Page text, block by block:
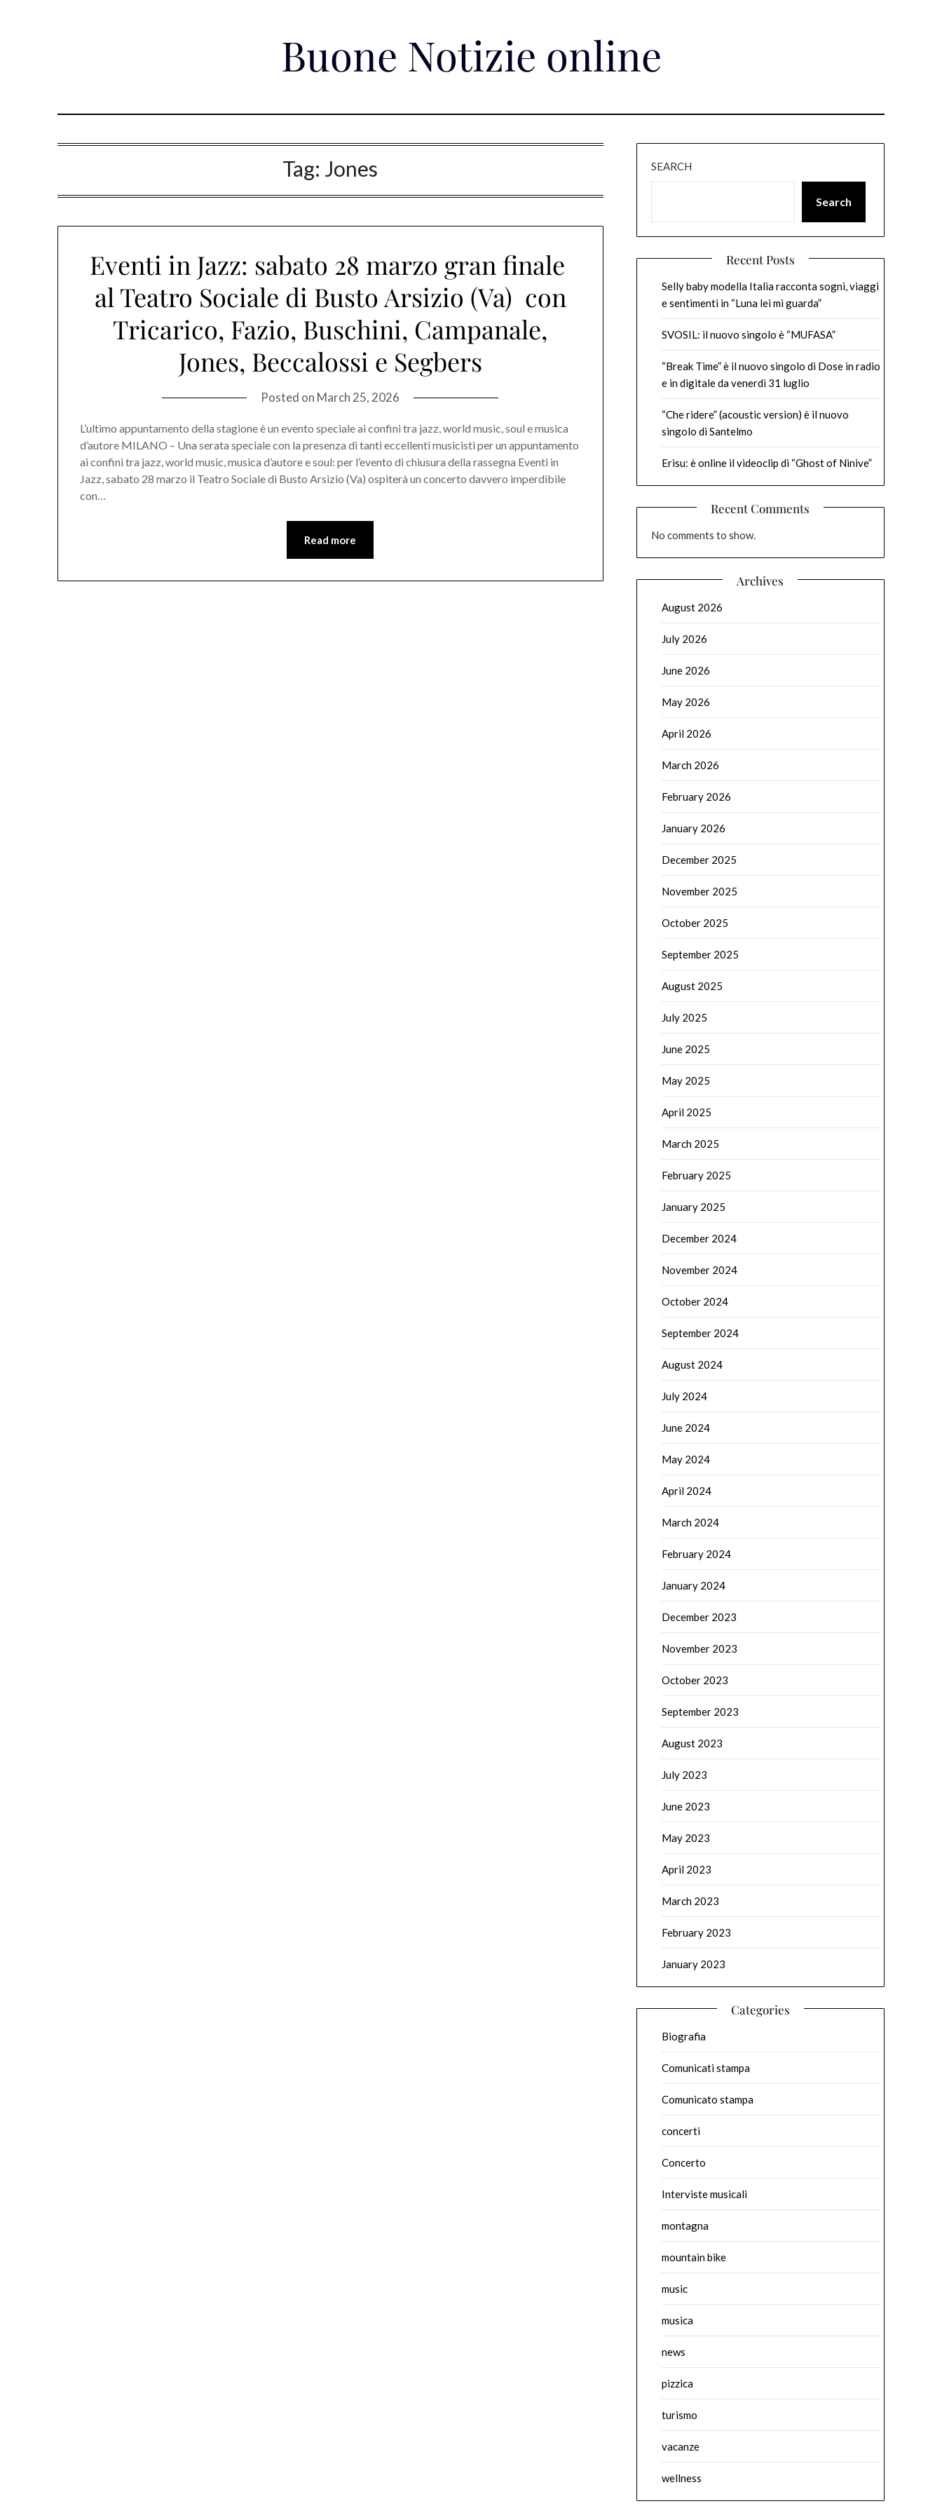
Buone Notizie online
Tag: Jones
Eventi in Jazz: sabato 28 marzo gran finale
al Teatro Sociale di Busto Arsizio (Va) con
Tricarico, Fazio, Buschini, Campanale,
Jones, Beccalossi e Segbers
Posted on March 25, 2026
L’ultimo appuntamento della stagione è un evento speciale ai confini tra jazz, world music, soul e musica
d’autore MILANO – Una serata speciale con la presenza di tanti eccellenti musicisti per un appuntamento
ai confini tra jazz, world music, musica d’autore e soul: per l’evento di chiusura della rassegna Eventi in
Jazz, sabato 28 marzo il Teatro Sociale di Busto Arsizio (Va) ospiterà un concerto davvero imperdibile
con…
Read more
SEARCH
Search
Recent Posts
Selly baby modella Italia racconta sogni, viaggi
e sentimenti in “Luna lei mi guarda”
SVOSIL: il nuovo singolo è “MUFASA”
“Break Time” è il nuovo singolo di Dose in radio
e in digitale da venerdì 31 luglio
“Che ridere” (acoustic version) è il nuovo
singolo di Santelmo
Erisu: è online il videoclip di “Ghost of Ninive”
Recent Comments
No comments to show.
Archives
August 2026
July 2026
June 2026
May 2026
April 2026
March 2026
February 2026
January 2026
December 2025
November 2025
October 2025
September 2025
August 2025
July 2025
June 2025
May 2025
April 2025
March 2025
February 2025
January 2025
December 2024
November 2024
October 2024
September 2024
August 2024
July 2024
June 2024
May 2024
April 2024
March 2024
February 2024
January 2024
December 2023
November 2023
October 2023
September 2023
August 2023
July 2023
June 2023
May 2023
April 2023
March 2023
February 2023
January 2023
Categories
Biografia
Comunicati stampa
Comunicato stampa
concerti
Concerto
Interviste musicali
montagna
mountain bike
music
musica
news
pizzica
turismo
vacanze
wellness